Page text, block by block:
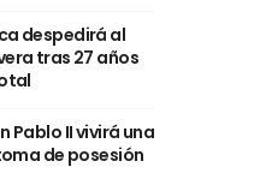
despedirá al
tras 27 años
Pablo II vivirá una
de posesión